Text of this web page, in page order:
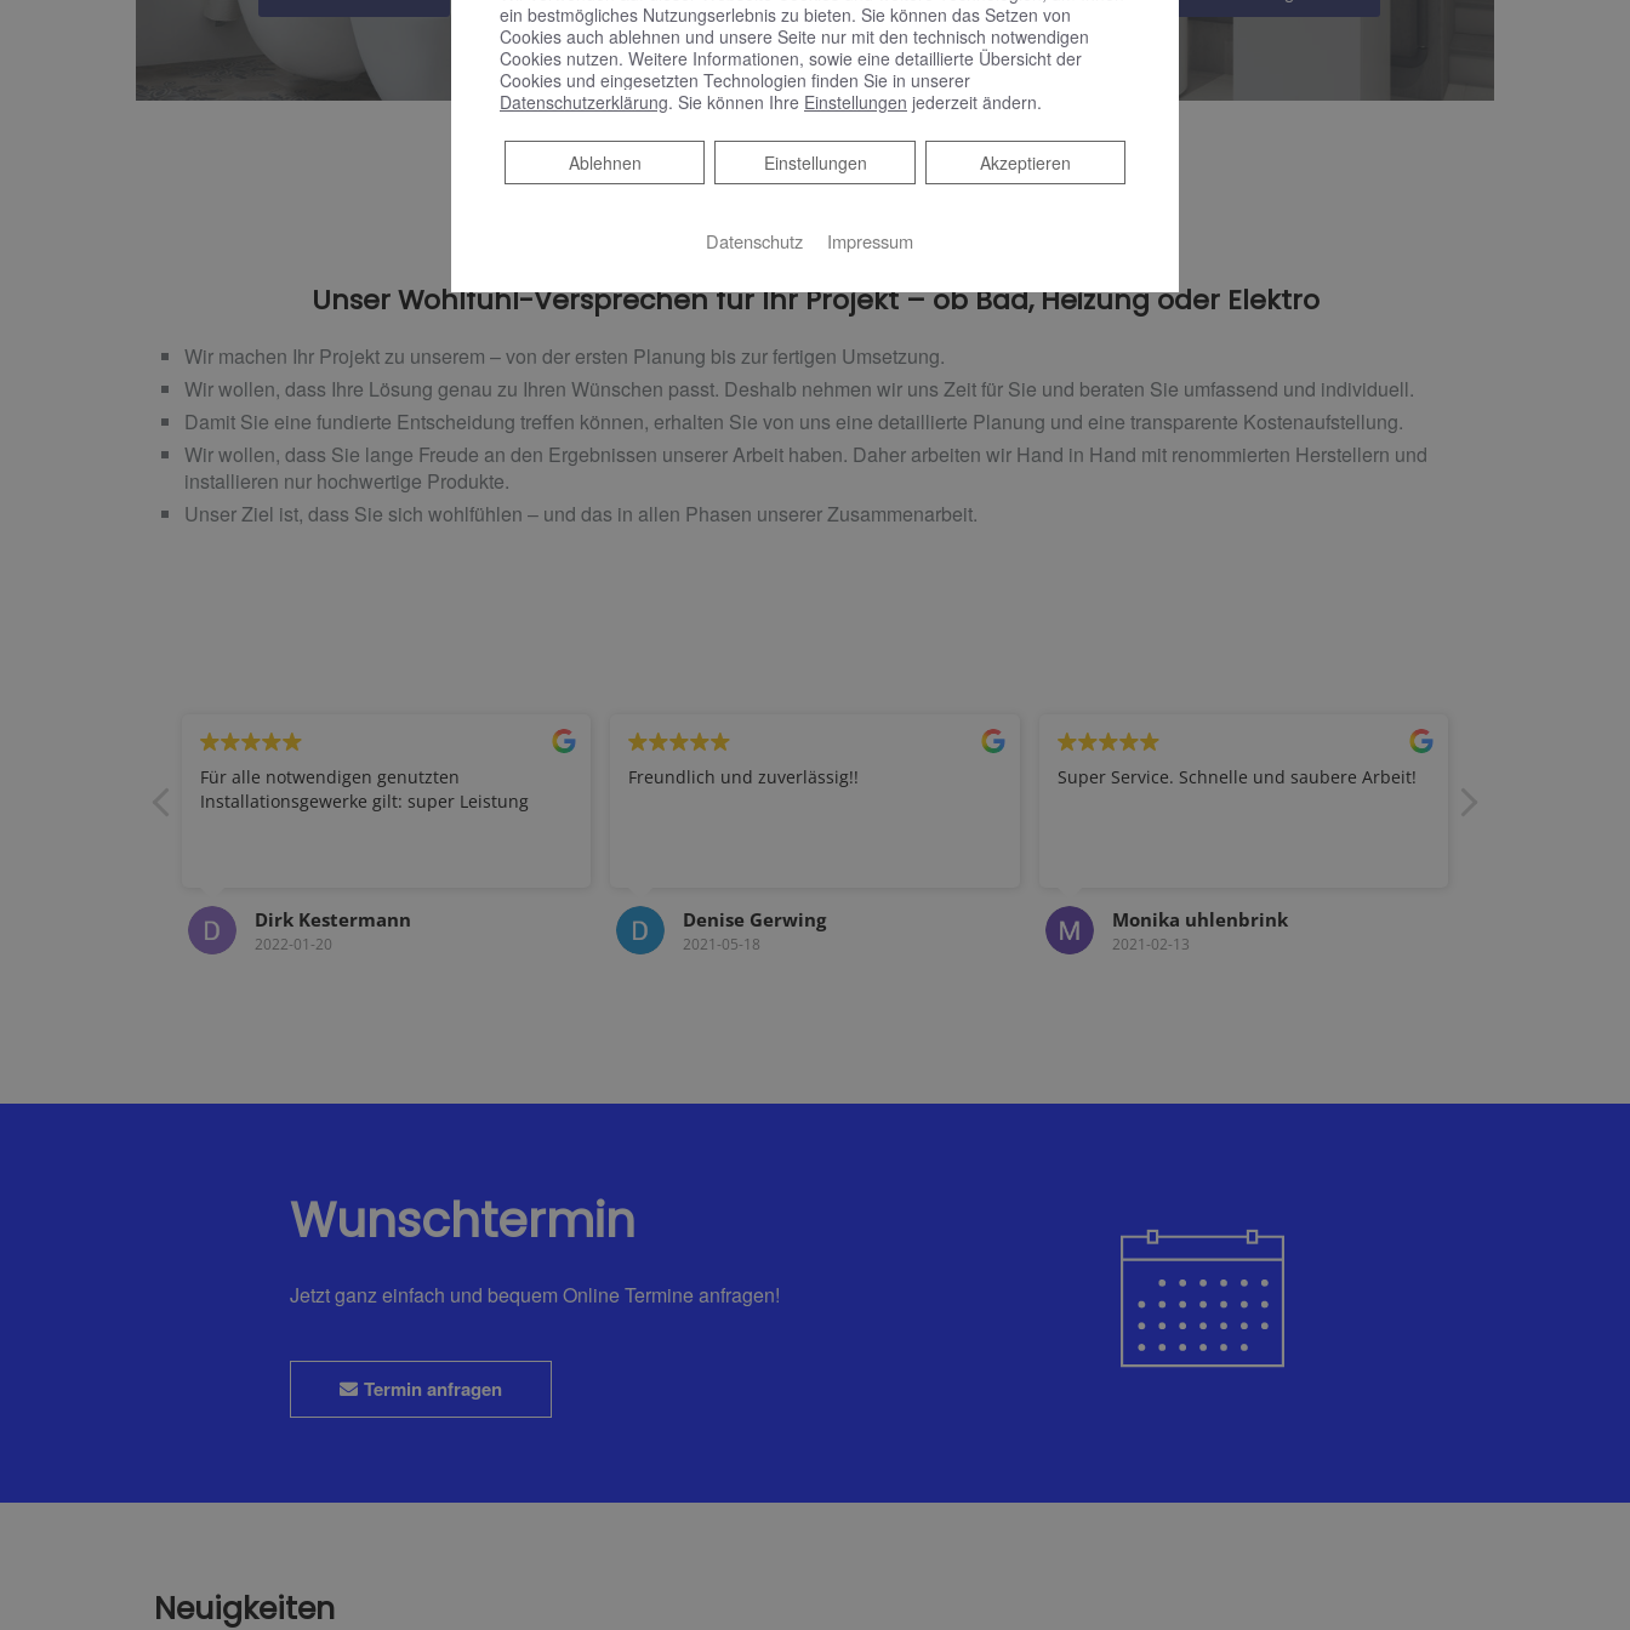
Unser Wohlfühl-Versprechen für Ihr Projekt ­­­­– ob Bad, Heizung oder Elektro
Wir machen Ihr Projekt zu unserem – von der ersten Planung bis zur fertigen Umsetzung.
Wir wollen, dass Ihre Lösung genau zu Ihren Wünschen passt. Deshalb nehmen wir uns Zeit für Sie und beraten Sie umfassend und individuell.
Damit Sie eine fundierte Entscheidung treffen können, erhalten Sie von uns eine detaillierte Planung und eine transparente Kostenaufstellung.
Wir wollen, dass Sie lange Freude an den Ergebnissen unserer Arbeit haben. Daher arbeiten wir Hand in Hand mit renommierten Herstellern und
installieren nur hochwertige Produkte.
Unser Ziel ist, dass Sie sich wohlfühlen – und das in allen Phasen unserer Zusammenarbeit.
Für alle notwendigen genutzten
Installationsgewerke gilt: super Leistung
Dirk Kestermann
2022-01-20
Freundlich und zuverlässig!!
Denise Gerwing
2021-05-18
Super Service. Schnelle und saubere Arbeit!
Monika uhlenbrink
2021-02-13
Wunschtermin
Jetzt ganz einfach und bequem Online Termine anfragen!
Termin anfragen
Neuigkeiten
ein bestmögliches Nutzungserlebnis zu bieten. Sie können das Setzen von
Cookies auch ablehnen und unsere Seite nur mit den technisch notwendigen
Cookies nutzen. Weitere Informationen, sowie eine detaillierte Übersicht der
Cookies und eingesetzten Technologien finden Sie in unserer
Datenschutzerklärung. Sie können Ihre Einstellungen jederzeit ändern.
Akzeptieren
Einstellungen
Ablehnen
Ablehnen
Datenschutz Impressum